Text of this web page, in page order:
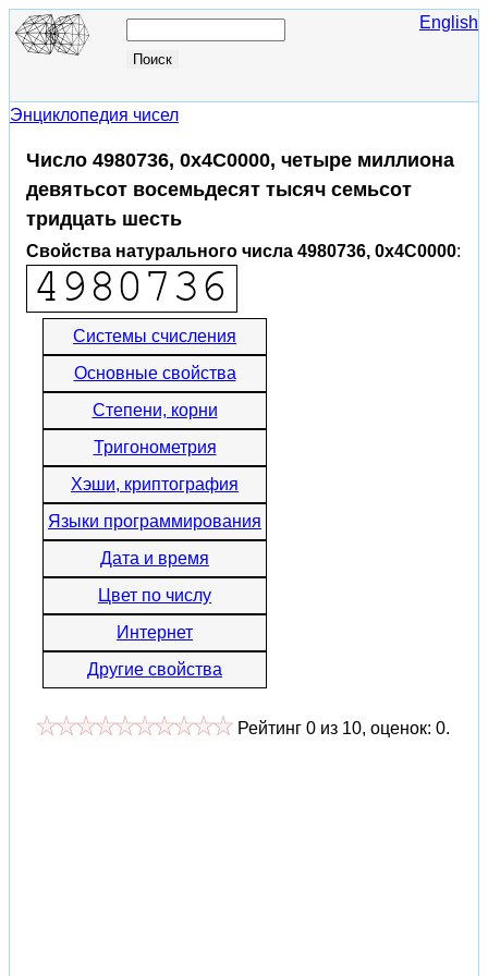
English
Энциклопедия чисел
Число 4980736, 0x4C0000, четыре миллиона
девятьсот восемьдесят тысяч семьсот
тридцать шесть
Свойства натурального числа 4980736, 0x4C0000:
Системы счисления
Основные свойства
Степени, корни
Тригонометрия
Хэши, криптография
Языки программирования
Дата и время
Цвет по числу
Интернет
Другие свойства
Рейтинг 0 из 10, оценок: 0.